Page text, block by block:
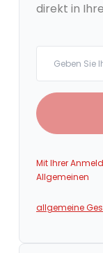
direkt in
Mit Ihrer
Allgemeinen
allgemeine